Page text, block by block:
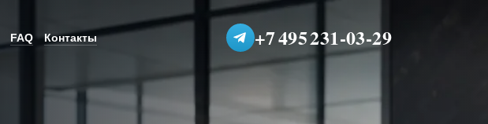
FAQ Контакты +7 495 231-03-29